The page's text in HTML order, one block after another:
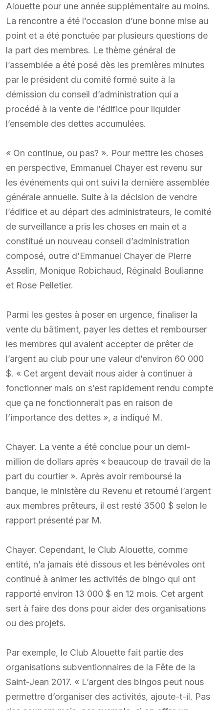
Alouette pour une année supplémentaire au moins.
La rencontre a été l’occasion d’une bonne mise au
point et a été ponctuée par plusieurs questions de
la part des membres. Le thème général de
l’assemblée a été posé dès les premières minutes
par le président du comité formé suite à la
démission du conseil d’administration qui a
procédé à la vente de l’édifice pour liquider
l’ensemble des dettes accumulées.
« On continue, ou pas? ». Pour mettre les choses
en perspective, Emmanuel Chayer est revenu sur
les événements qui ont suivi la dernière assemblée
générale annuelle. Suite à la décision de vendre
l’édifice et au départ des administrateurs, le comité
de surveillance a pris les choses en main et a
constitué un nouveau conseil d’administration
composé, outre d’Emmanuel Chayer de Pierre
Asselin, Monique Robichaud, Réginald Boulianne
et Rose Pelletier.
Parmi les gestes à poser en urgence, finaliser la
vente du bâtiment, payer les dettes et rembourser
les membres qui avaient accepter de prêter de
l’argent au club pour une valeur d’environ 60 000
$. « Cet argent devait nous aider à continuer à
fonctionner mais on s’est rapidement rendu compte
que ça ne fonctionnerait pas en raison de
l’importance des dettes », a indiqué M.
Chayer. La vente a été conclue pour un demi-
million de dollars après « beaucoup de travail de la
part du courtier ». Après avoir remboursé la
banque, le ministère du Revenu et retourné l’argent
aux membres prêteurs, il est resté 3500 $ selon le
rapport présenté par M.
Chayer. Cependant, le Club Alouette, comme
entité, n’a jamais été dissous et les bénévoles ont
continué à animer les activités de bingo qui ont
rapporté environ 13 000 $ en 12 mois. Cet argent
sert à faire des dons pour aider des organisations
ou des projets.
Par exemple, le Club Alouette fait partie des
organisations subventionnaires de la Fête de la
Saint-Jean 2017. « L’argent des bingos peut nous
permettre d’organiser des activités, ajoute-t-il. Pas